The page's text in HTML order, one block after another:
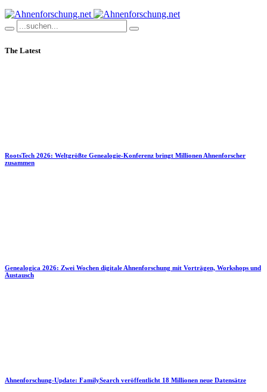
The Latest
RootsTech 2026: Weltgrößte Genealogie-Konferenz bringt Millionen Ahnenforscher
zusammen
Genealogica 2026: Zwei Wochen digitale Ahnenforschung mit Vorträgen, Workshops und
Austausch
Ahnenforschung-Update: FamilySearch veröffentlicht 18 Millionen neue Datensätze